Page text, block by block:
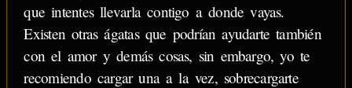
que intentes llevarla contigo a donde vayas.
Existen otras ágatas que podrían ayudarte también
con el amor y demás cosas, sin embargo, yo te
recomiendo cargar una a la vez, sobrecargarte